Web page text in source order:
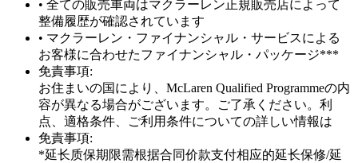
• 全ての販売車両はマクラーレン正規販売店によって
整備履歴が確認されています
• マクラーレン・ファイナンシャル・サービスによる
お客様に合わせたファイナンシャル・パッケージ***
免責事項:
お住まいの国により、McLaren Qualified Programmeの内
容が異なる場合がございます。ご了承ください。利
点、適格条件、ご利用条件についての詳しい情報は
免責事項:
*延长质保期限需根据合同价款支付相应的延长保修/延